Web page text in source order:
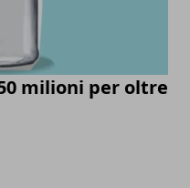
milioni per oltre